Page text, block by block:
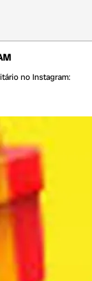
no Instagram: